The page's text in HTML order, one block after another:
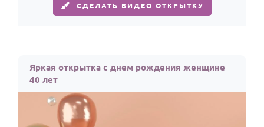
СДЕЛАТЬ ВИДЕО ОТКРЫТКУ
Яркая открытка с днем рождения женщине
40 лет